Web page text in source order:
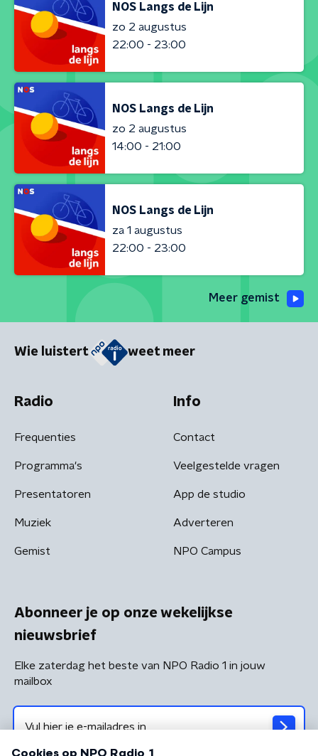
NOS Langs de Lijn
zo 2 augustus
22:00 - 23:00
NOS Langs de Lijn
zo 2 augustus
14:00 - 21:00
NOS Langs de Lijn
za 1 augustus
22:00 - 23:00
Meer gemist
Wie luistert weet meer
Radio
Frequenties
Programma's
Presentatoren
Muziek
Gemist
Info
Contact
Veelgestelde vragen
App de studio
Adverteren
NPO Campus
Abonneer je op onze wekelijkse
nieuwsbrief
Elke zaterdag het beste van NPO Radio 1 in jouw
mailbox